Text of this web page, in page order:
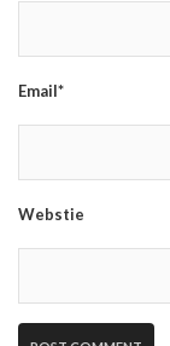
Email*
Webstie